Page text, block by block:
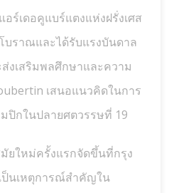
ร์เดอคูแบร์แตงแห่งฝรั่งเศส
บราณและได้รับแรงบันดาล
งเสริมพลศึกษาและความ
เสนอแนวคิดในการ
ปิกในปลายศตวรรษที่ 19
ยใหม่ครั้งแรกจัดขึ้นที่กรุง
ป็นเหตุการณ์สำคัญใน